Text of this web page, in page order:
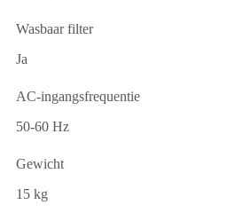
Wasbaar filter
Ja
AC-ingangsfrequentie
50-60 Hz
Gewicht
15 kg